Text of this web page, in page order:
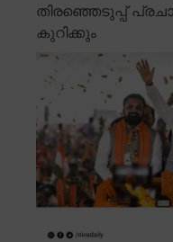
തിരഞ്ഞെടുപ്പ്
കുറിക്കും